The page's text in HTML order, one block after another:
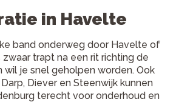
in Havelte
band onderweg door Havelte of
trapt na een rit richting de
wil je snel geholpen worden. Ook
Diever en Steenwijk kunnen
terecht voor onderhoud en